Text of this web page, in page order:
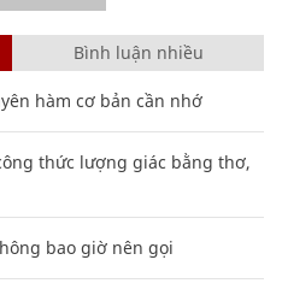
Bình luận nhiều
hàm cơ bản cần nhớ
thức lượng giác bằng thơ,
bao giờ nên gọi